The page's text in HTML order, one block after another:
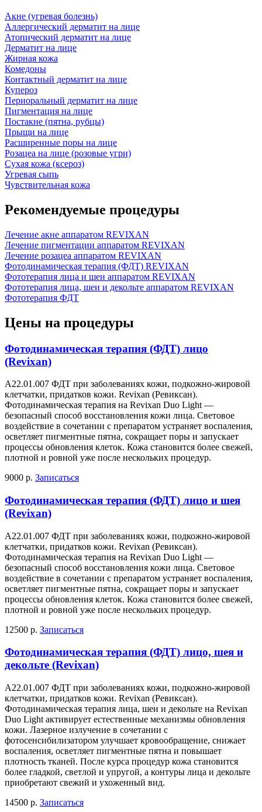
Акне (угревая болезнь)
Аллергический дерматит на лице
Атопический дерматит на лице
Дерматит на лице
Жирная кожа
Комедоны
Контактный дерматит на лице
Купероз
Периоральный дерматит на лице
Пигментация на лице
Постакне (пятна, рубцы)
Прыщи на лице
Расширенные поры на лице
Розацеа на лице (розовые угри)
Сухая кожа (ксероз)
Угревая сыпь
Чувствительная кожа
Рекомендуемые процедуры
Лечение акне аппаратом REVIXAN
Лечение пигментации аппаратом REVIXAN
Лечение розацеа аппаратом REVIXAN
Фотодинамическая терапия (ФДТ) REVIXAN
Фототерапия лица и шеи аппаратом REVIXAN
Фототерапия лица, шеи и декольте аппаратом REVIXAN
Фототерапия ФДТ
Цены на процедуры
Фотодинамическая терапия (ФДТ) лицо
(Revixan)
А22.01.007 ФДТ при заболеваниях кожи, подкожно-жировой
клетчатки, придатков кожи. Revixan (Ревиксан).
Фотодинамическая терапия на Revixan Duo Light —
безопасный способ восстановления кожи лица. Световое
воздействие в сочетании с препаратом устраняет воспаления,
осветляет пигментные пятна, сокращает поры и запускает
процессы обновления клеток. Кожа становится более свежей,
плотной и ровной уже после нескольких процедур.
9000 р. Записаться
Фотодинамическая терапия (ФДТ) лицо и шея
(Revixan)
А22.01.007 ФДТ при заболеваниях кожи, подкожно-жировой
клетчатки, придатков кожи. Revixan (Ревиксан).
Фотодинамическая терапия на Revixan Duo Light —
безопасный способ восстановления кожи лица. Световое
воздействие в сочетании с препаратом устраняет воспаления,
осветляет пигментные пятна, сокращает поры и запускает
процессы обновления клеток. Кожа становится более свежей,
плотной и ровной уже после нескольких процедур.
12500 р. Записаться
Фотодинамическая терапия (ФДТ) лицо, шея и
декольте (Revixan)
А22.01.007 ФДТ при заболеваниях кожи, подкожно-жировой
клетчатки, придатков кожи. Revixan (Ревиксан).
Фотодинамическая терапия лица, шеи и декольте на Revixan
Duo Light активирует естественные механизмы обновления
кожи. Лазерное излучение в сочетании с
фотосенсибилизатором улучшает кровообращение, снижает
воспаления, осветляет пигментные пятна и повышает
плотность тканей. После курса процедур кожа становится
более гладкой, светлой и упругой, а контуры лица и декольте
приобретают свежий и ухоженный вид.
14500 р. Записаться